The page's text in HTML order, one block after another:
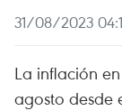
31/08/2023
La inflación
agosto desde